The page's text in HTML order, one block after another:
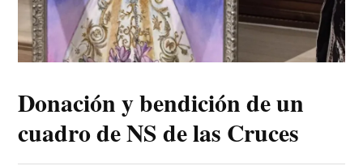
Donación y bendición de un
cuadro de NS de las Cruces